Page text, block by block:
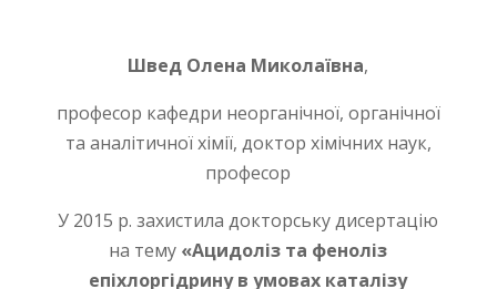
Швед Олена Миколаївна,
професор кафедри неорганічної, органічної
та аналітичної хімії, доктор хімічних наук,
професор
У 2015 р. захистила докторську дисертацію
на тему «Ацидоліз та феноліз
епіхлоргідрину в умовах каталізу